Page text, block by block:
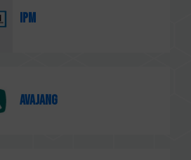
IPM
Avajang